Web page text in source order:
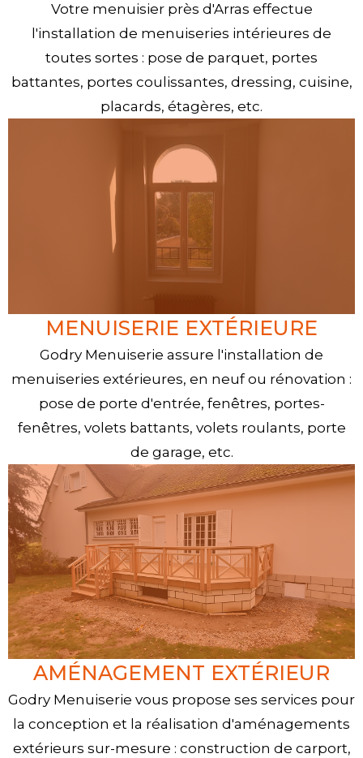
Votre menuisier près d'Arras effectue
l'installation de menuiseries intérieures de
toutes sortes : pose de parquet, portes
battantes, portes coulissantes, dressing, cuisine,
placards, étagères, etc.
MENUISERIE EXTÉRIEURE
Godry Menuiserie assure l'installation de
menuiseries extérieures, en neuf ou rénovation :
pose de porte d'entrée, fenêtres, portes-
fenêtres, volets battants, volets roulants, porte
de garage, etc.
AMÉNAGEMENT EXTÉRIEUR
Godry Menuiserie vous propose ses services pour
la conception et la réalisation d'aménagements
extérieurs sur-mesure : construction de carport,